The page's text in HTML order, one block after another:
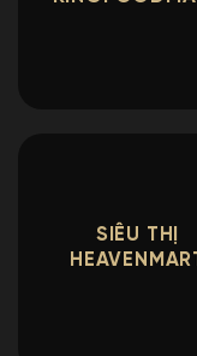
SIÊU THỊ